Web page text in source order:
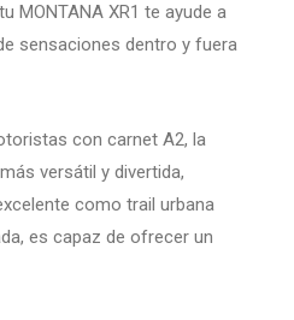
MONTANA XR1 te ayude a
sensaciones dentro y fuera
con carnet A2, la
versátil y divertida,
como trail urbana
es capaz de ofrecer un